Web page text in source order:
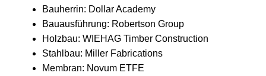
Bauherrin: Dollar Academy
Bauausführung: Robertson Group
Holzbau: WIEHAG Timber Construction
Stahlbau: Miller Fabrications
Membran: Novum ETFE